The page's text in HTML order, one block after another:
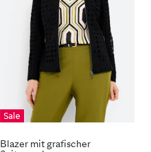
Sale
Blazer mit grafischer